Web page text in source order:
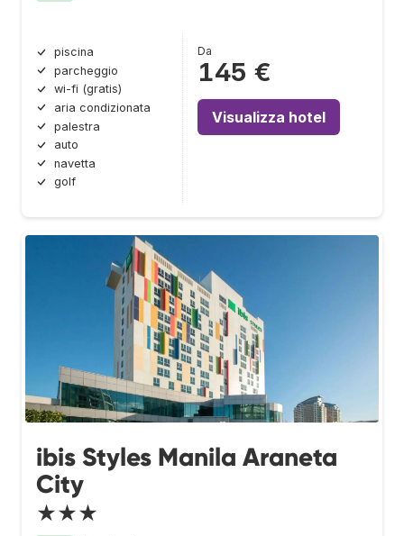
piscina
parcheggio
wi-fi (gratis)
aria condizionata
palestra
auto
navetta
golf
Da
145 €
Visualizza hotel
ibis Styles Manila Araneta
City
★★★